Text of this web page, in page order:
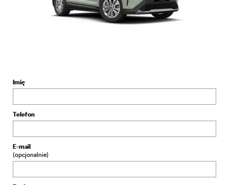
Imię
Telefon
E-mail
(opcjonalnie)